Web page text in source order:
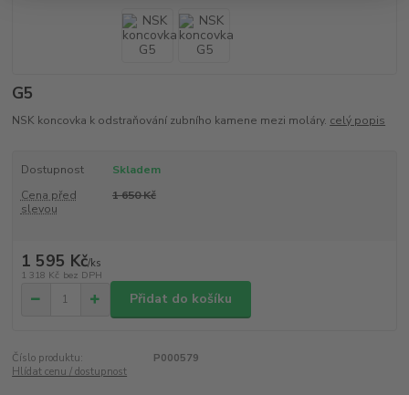
G5
NSK koncovka k odstraňování zubního kamene mezi moláry. celý popis
Dostupnost
Skladem
Cena před
slevou
1 650 Kč
1 595 Kč/ks
1 318 Kč bez DPH
Přidat do košíku
Číslo produktu:
P000579
Hlídat cenu / dostupnost